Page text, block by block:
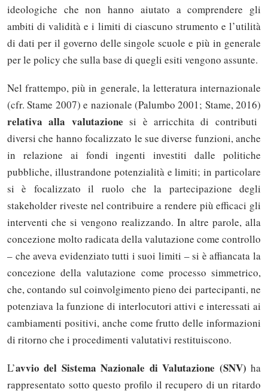
ideologiche che non hanno aiutato a comprendere gli
ambiti di validità e i limiti di ciascuno strumento e l’utilità
di dati per il governo delle singole scuole e più in generale
per le policy che sulla base di quegli esiti vengono assunte.
Nel frattempo, più in generale, la letteratura internazionale
(cfr. Stame 2007) e nazionale (Palumbo 2001; Stame, 2016)
relativa alla valutazione si è arricchita di contributi
diversi che hanno focalizzato le sue diverse funzioni, anche
in relazione ai fondi ingenti investiti dalle politiche
pubbliche, illustrandone potenzialità e limiti; in particolare
si è focalizzato il ruolo che la partecipazione degli
stakeholder riveste nel contribuire a rendere più efficaci gli
interventi che si vengono realizzando. In altre parole, alla
concezione molto radicata della valutazione come controllo
– che aveva evidenziato tutti i suoi limiti – si è affiancata la
concezione della valutazione come processo simmetrico,
che, contando sul coinvolgimento pieno dei partecipanti, ne
potenziava la funzione di interlocutori attivi e interessati ai
cambiamenti positivi, anche come frutto delle informazioni
di ritorno che i procedimenti valutativi restituiscono.
L’avvio del Sistema Nazionale di Valutazione (SNV) ha
rappresentato sotto questo profilo il recupero di un ritardo